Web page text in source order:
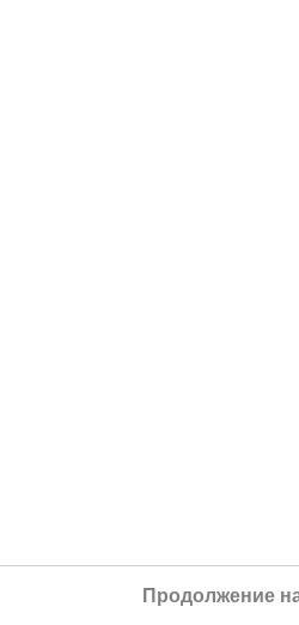
Продолжение